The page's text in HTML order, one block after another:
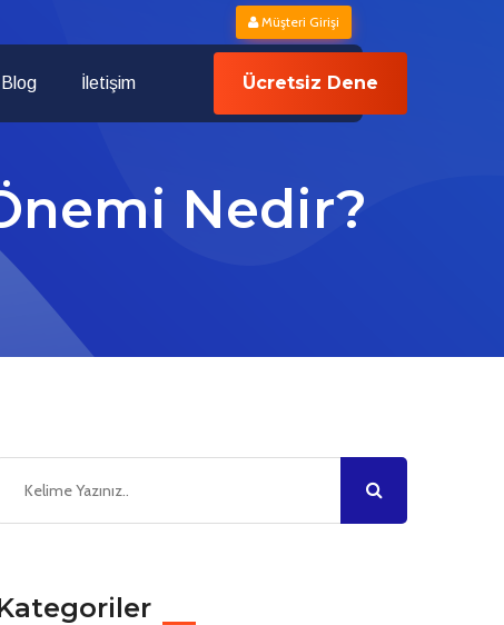
Müşteri Girişi
Blog İletişim Ücretsiz Dene
Nedir?